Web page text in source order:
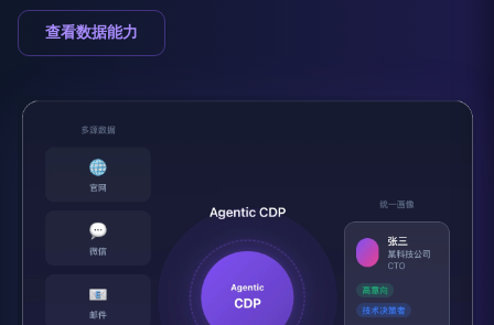
查看数据能力